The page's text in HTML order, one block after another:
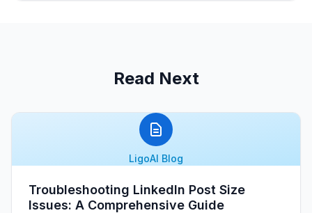
Read Next
LigoAI Blog
Troubleshooting LinkedIn Post Size
Issues: A Comprehensive Guide